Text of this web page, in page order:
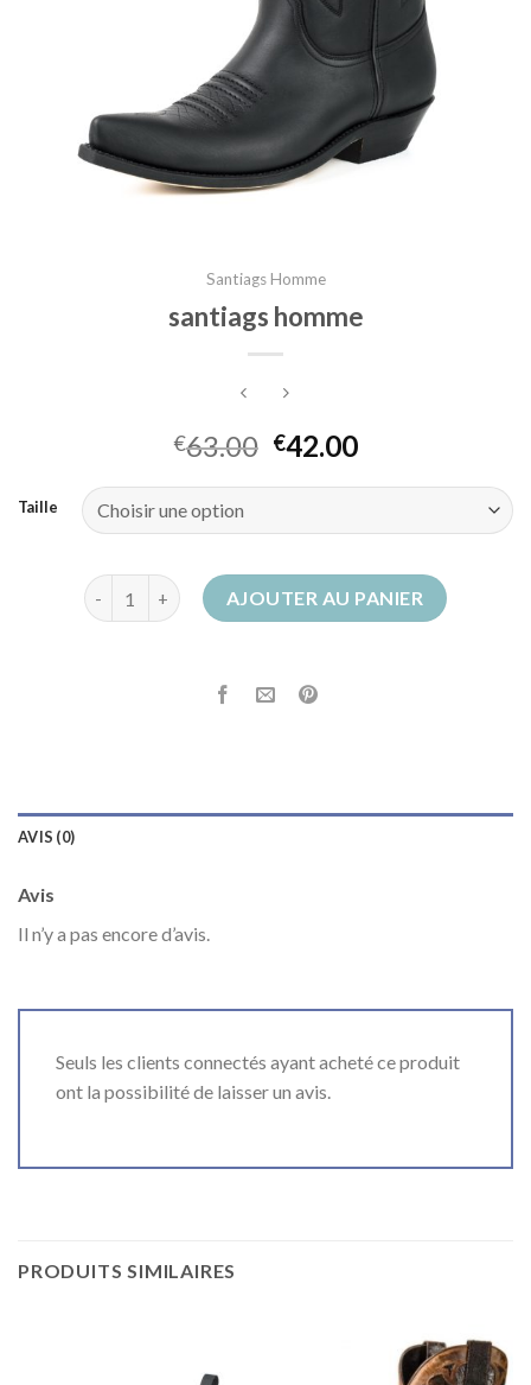
Santiags Homme
santiags homme
€63.00 €42.00
Taille
quantité de santiags hommeAJOUTER AU PANIER
AVIS (0)
Avis
Il n’y a pas encore d’avis.
Seuls les clients connectés ayant acheté ce produit
ont la possibilité de laisser un avis.
PRODUITS SIMILAIRES